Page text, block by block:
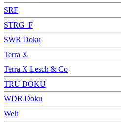
SRF
STRG_F
SWR Doku
Terra X
Terra X Lesch & Co
TRU DOKU
WDR Doku
Welt